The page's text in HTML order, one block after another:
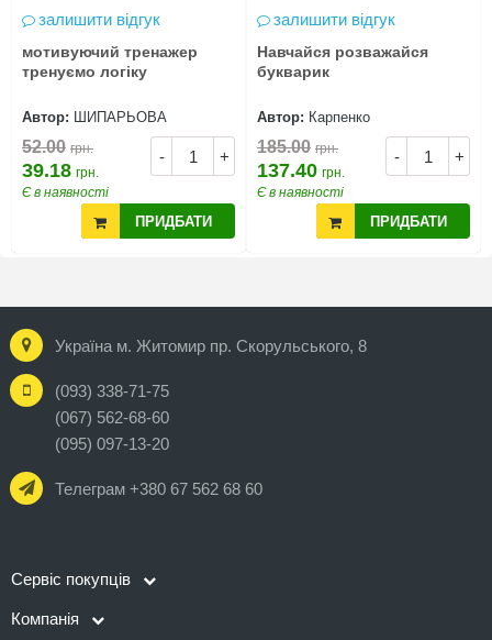
залишити відгук
мотивуючий тренажер
тренуємо логіку
Автор: ШИПАРЬОВА
- +
52.00 грн.
39.18 грн.
Є в наявності
ПРИДБАТИ
залишити відгук
Навчайся розважайся
букварик
Автор: Карпенко
- +
185.00 грн.
137.40 грн.
Є в наявності
ПРИДБАТИ
Україна м. Житомир пр. Скорульського, 8
(093) 338-71-75
(067) 562-68-60
(095) 097-13-20
Телеграм +380 67 562 68 60
Сервіс покупців
Компанія